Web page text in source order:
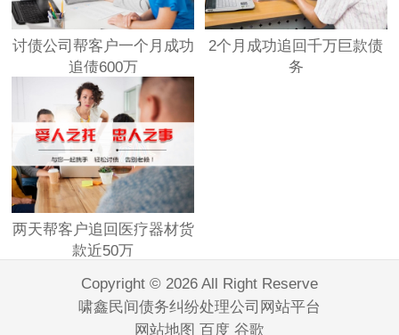
讨债公司帮客户一个月成功
追债600万
2个月成功追回千万巨款债
务
两天帮客户追回医疗器材货
款近50万
Copyright © 2026 All Right Reserve
啸鑫民间债务纠纷处理公司网站平台
网站地图
百度 谷歌